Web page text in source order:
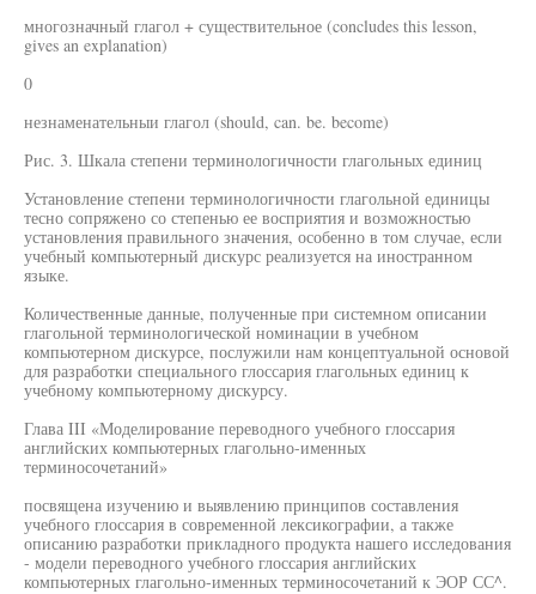
многозначный глагол + существительное (concludes this lesson,
gives an explanation)
0
незнаменательныи глагол (should, can. be. become)
Рис. 3. Шкала степени терминологичности глагольных единиц
Установление степени терминологичности глагольной единицы
тесно сопряжено со степенью ее восприятия и возможностью
установления правильного значения, особенно в том случае, если
учебный компьютерный дискурс реализуется на иностранном
языке.
Количественные данные, полученные при системном описании
глагольной терминологической номинации в учебном
компьютерном дискурсе, послужили нам концептуальной основой
для разработки специального глоссария глагольных единиц к
учебному компьютерному дискурсу.
Глава III «Моделирование переводного учебного глоссария
английских компьютерных глагольно-именных
терминосочетаний»
посвящена изучению и выявлению принципов составления
учебного глоссария в современной лексикографии, а также
описанию разработки прикладного продукта нашего исследования
- модели переводного учебного глоссария английских
компьютерных глагольно-именных терминосочетаний к ЭОР СС^.